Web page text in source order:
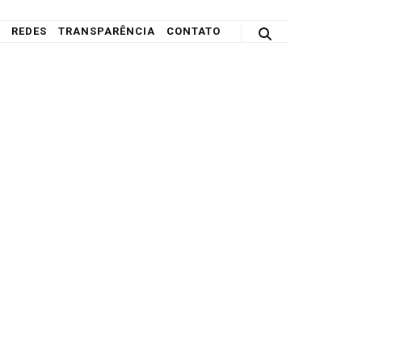
REDES TRANSPARÊNCIA CONTATO